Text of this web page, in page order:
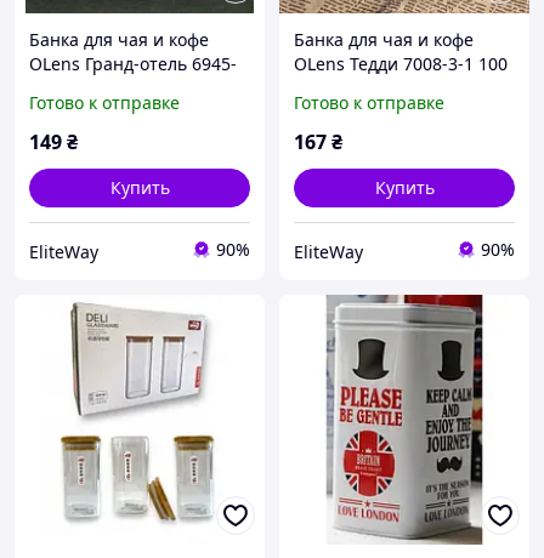
Банка для чая и кофе
OLens Гранд-отель 6945-
Готово к отправке
149₴
Купить
EliteWay 90%
Банка для чая и кофе
OLens Тедди 7008-3-1 100
Готово к отправке
167₴
Купить
EliteWay 90%